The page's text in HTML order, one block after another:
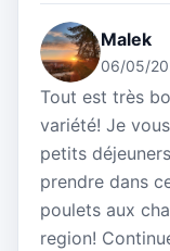
Malek
06/05/
Tout est très
variété! Je
petits
prendre dans
poulets aux
region!